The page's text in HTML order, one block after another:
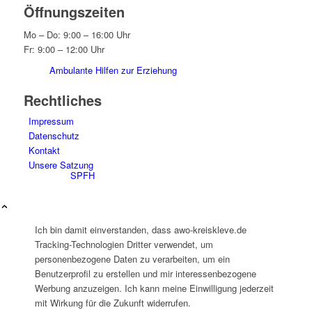
Ambulante Hilfen zur Erziehung
SPFH
UFH
Öffnungszeiten
Mo – Do: 9:00 – 16:00 Uhr
Fr: 9:00 – 12:00 Uhr
Rechtliches
Impressum
Datenschutz
Kontakt
Unsere Satzung
Ich bin damit einverstanden, dass awo-kreiskleve.de
Tracking-Technologien Dritter verwendet, um
personenbezogene Daten zu verarbeiten, um ein
Benutzerprofil zu erstellen und mir interessenbezogene
Werbung anzuzeigen. Ich kann meine Einwilligung jederzeit
mit Wirkung für die Zukunft widerrufen.